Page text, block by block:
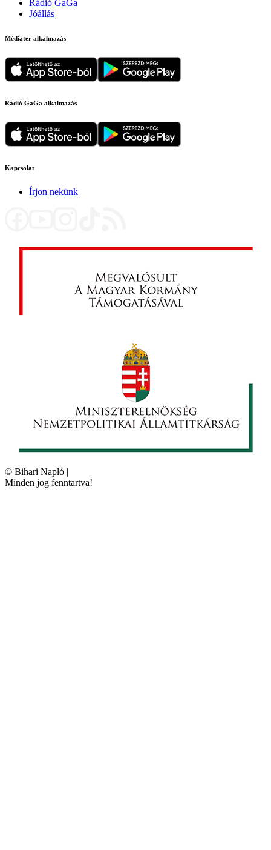
Rádió GaGa
Jóállás
Médiatér alkalmazás
Rádió GaGa alkalmazás
Kapcsolat
Írjon nekünk
© Bihari Napló |
Minden jog fenntartva!